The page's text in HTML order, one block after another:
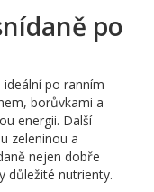
po
po ranním
borůvkami a
energii. Další
zeleninou a
nejen dobře
důležité nutrienty.